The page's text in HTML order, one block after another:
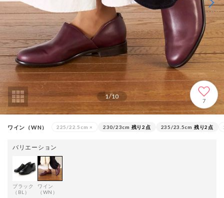
1/10
7
ワイン（WN） 225/22.5cm × 230/23cm 残り2点 235/23.5cm 残り2点
バリエーション
ブラック
（BL）
ワイン
（WN）